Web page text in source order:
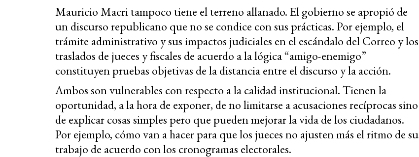
Mauricio Macri tampoco tiene el terreno allanado. El gobierno se apropió de
un discurso republicano que no se condice con sus prácticas. Por ejemplo, el
trámite administrativo y sus impactos judiciales en el escándalo del Correo y los
traslados de jueces y fiscales de acuerdo a la lógica “amigo-enemigo”
constituyen pruebas objetivas de la distancia entre el discurso y la acción.
Ambos son vulnerables con respecto a la calidad institucional. Tienen la
oportunidad, a la hora de exponer, de no limitarse a acusaciones recíprocas sino
de explicar cosas simples pero que pueden mejorar la vida de los ciudadanos.
Por ejemplo, cómo van a hacer para que los jueces no ajusten más el ritmo de su
trabajo de acuerdo con los cronogramas electorales.